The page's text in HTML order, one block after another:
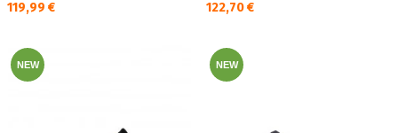
Текуща цена:
119,99 € Текуща цена:
122,70 €
NEW NEW